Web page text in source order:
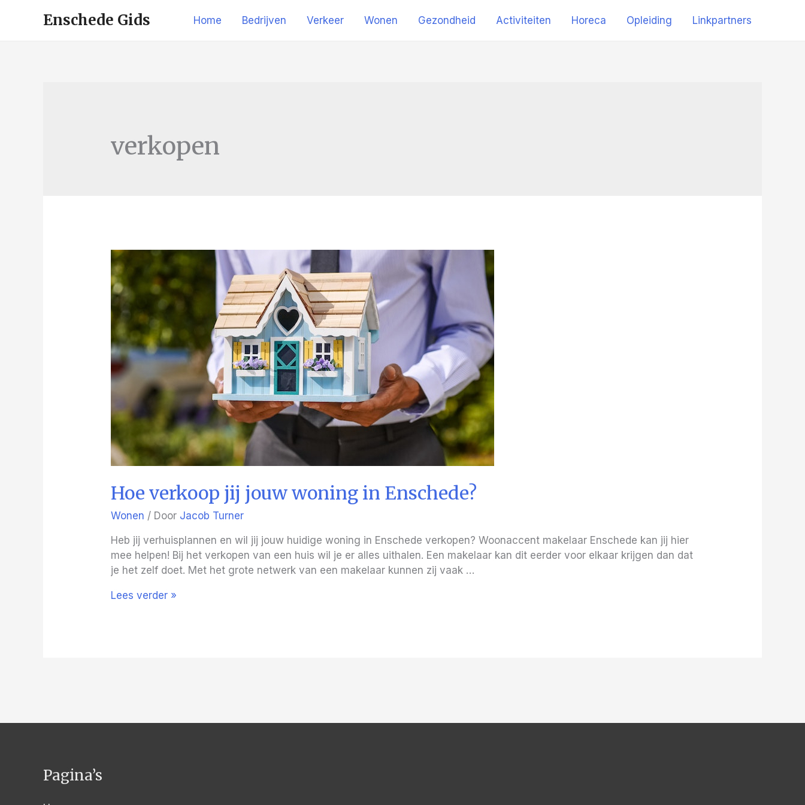
Enschede Gids Home Bedrijven Verkeer Wonen Gezondheid Activiteiten Horeca Opleiding Linkpartners
verkopen
Hoe verkoop jij jouw woning in Enschede?
Wonen / Door Jacob Turner
Heb jij verhuisplannen en wil jij jouw huidige woning in Enschede verkopen? Woonaccent makelaar Enschede kan jij hier
mee helpen! Bij het verkopen van een huis wil je er alles uithalen. Een makelaar kan dit eerder voor elkaar krijgen dan dat
je het zelf doet. Met het grote netwerk van een makelaar kunnen zij vaak …
Hoe
Lees verder »
Pagina’s